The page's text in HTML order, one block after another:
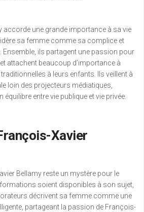
accorde une grande importance à sa vie
sa femme comme sa complice et
Ensemble, ils partagent une passion pour
attachent beaucoup d’importance à
à leurs enfants. Ils veillent à
loin des projecteurs médiatiques,
entre vie publique et vie privée.
Xavier
Bellamy reste un mystère pour le
soient disponibles à son sujet,
décrivent sa femme comme une
partageant la passion de François-